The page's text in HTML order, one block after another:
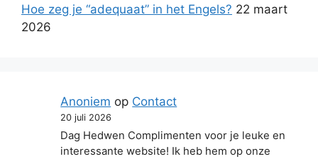
Hoe zeg je “adequaat” in het Engels? 22 maart
2026
Anoniem op Contact
20 juli 2026
Dag Hedwen Complimenten voor je leuke en
interessante website! Ik heb hem op onze